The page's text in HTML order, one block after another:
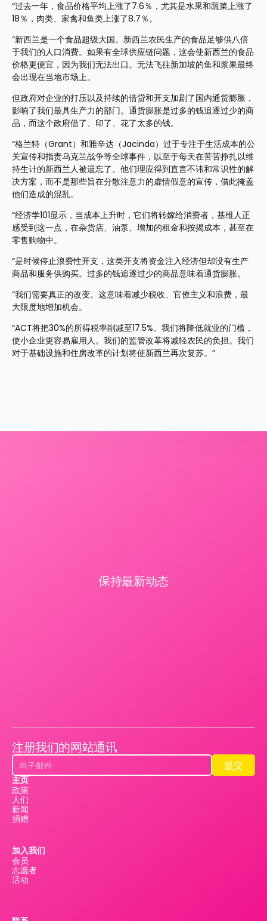
“过去一年，食品价格平均上涨了7.6％，尤其是水果和蔬菜上涨了
18％，肉类、家禽和鱼类上涨了8.7％。
“新西兰是一个食品超级大国。新西兰农民生产的食品足够供八倍
于我们的人口消费。如果有全球供应链问题，这会使新西兰的食品
价格更便宜，因为我们无法出口。无法飞往新加坡的鱼和浆果最终
会出现在当地市场上。
但政府对企业的打压以及持续的借贷和开支加剧了国内通货膨胀，
影响了我们最具生产力的部门。通货膨胀是过多的钱追逐过少的商
品，而这个政府借了、印了、花了太多的钱。
“格兰特（Grant）和雅辛达（Jacinda）过于专注于生活成本的公
关宣传和指责乌克兰战争等全球事件，以至于每天在苦苦挣扎以维
持生计的新西兰人被遗忘了。他们理应得到直言不讳和常识性的解
决方案，而不是那些旨在分散注意力的虚情假意的宣传，借此掩盖
他们造成的混乱。
“经济学101显示，当成本上升时，它们将转嫁给消费者，基维人正
感受到这一点，在杂货店、油泵、增加的租金和按揭成本，甚至在
零售购物中。
“是时候停止浪费性开支，这类开支将资金注入经济但却没有生产
商品和服务供购买。过多的钱追逐过少的商品意味着通货膨胀。
“我们需要真正的改变。这意味着减少税收、官僚主义和浪费，最
大限度地增加机会。
“ACT将把30%的所得税率削减至17.5%。我们将降低就业的门槛，
使小企业更容易雇用人。我们的监管改革将减轻农民的负担。我们
对于基础设施和住房改革的计划将使新西兰再次复苏。”
保持最新动态
注册我们的网站通讯
提交
提交
主页
政策
人们
新闻
捐赠
加入我们
会员
志愿者
活动